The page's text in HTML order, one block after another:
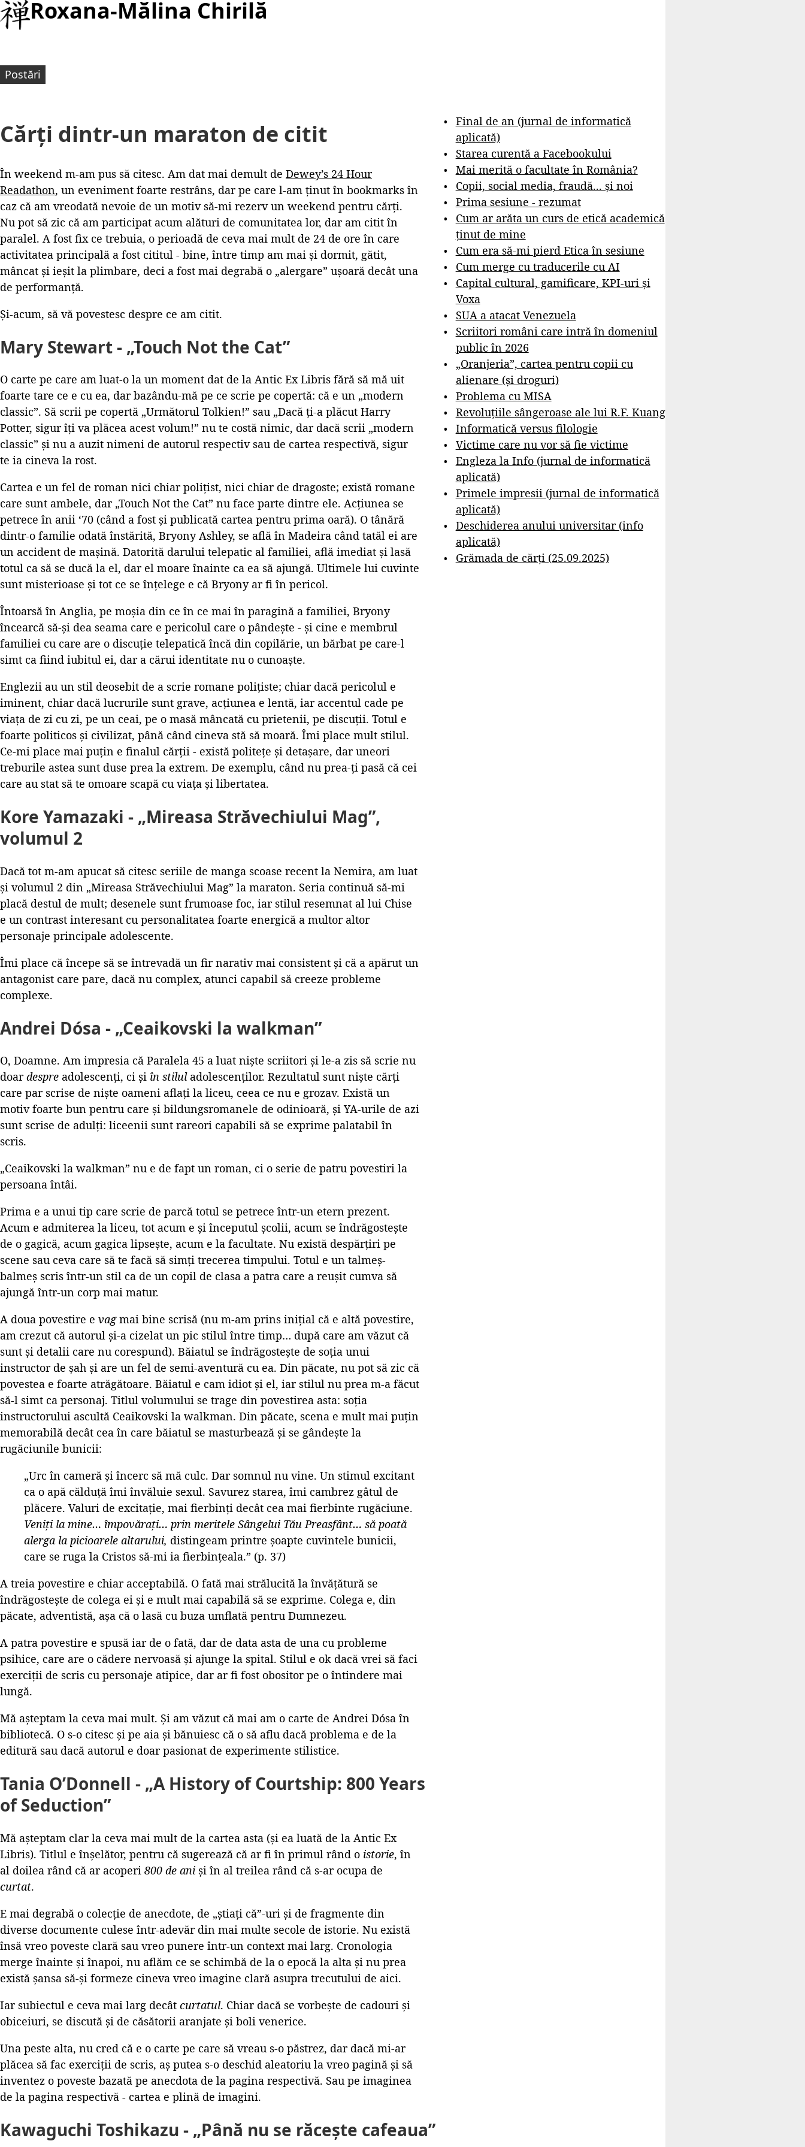
Roxana-Mălina Chirilă
Postări
Cărți dintr-un maraton de citit
În weekend m-am pus să citesc. Am dat mai demult de Dewey’s 24 Hour
Readathon, un eveniment foarte restrâns, dar pe care l-am ținut în bookmarks în
caz că am vreodată nevoie de un motiv să-mi rezerv un weekend pentru cărți.
Nu pot să zic că am participat acum alături de comunitatea lor, dar am citit în
paralel. A fost fix ce trebuia, o perioadă de ceva mai mult de 24 de ore în care
activitatea principală a fost cititul - bine, între timp am mai și dormit, gătit,
mâncat și ieșit la plimbare, deci a fost mai degrabă o „alergare” ușoară decât una
de performanță.
Și-acum, să vă povestesc despre ce am citit.
Mary Stewart - „Touch Not the Cat”
O carte pe care am luat-o la un moment dat de la Antic Ex Libris fără să mă uit
foarte tare ce e cu ea, dar bazându-mă pe ce scrie pe copertă: că e un „modern
classic”. Să scrii pe copertă „Următorul Tolkien!” sau „Dacă ți-a plăcut Harry
Potter, sigur îți va plăcea acest volum!” nu te costă nimic, dar dacă scrii „modern
classic” și nu a auzit nimeni de autorul respectiv sau de cartea respectivă, sigur
te ia cineva la rost.
Cartea e un fel de roman nici chiar polițist, nici chiar de dragoste; există romane
care sunt ambele, dar „Touch Not the Cat” nu face parte dintre ele. Acțiunea se
petrece în anii ‘70 (când a fost și publicată cartea pentru prima oară). O tânără
dintr-o familie odată înstărită, Bryony Ashley, se află în Madeira când tatăl ei are
un accident de mașină. Datorită darului telepatic al familiei, află imediat și lasă
totul ca să se ducă la el, dar el moare înainte ca ea să ajungă. Ultimele lui cuvinte
sunt misterioase și tot ce se înțelege e că Bryony ar fi în pericol.
Întoarsă în Anglia, pe moșia din ce în ce mai în paragină a familiei, Bryony
încearcă să-și dea seama care e pericolul care o pândește - și cine e membrul
familiei cu care are o discuție telepatică încă din copilărie, un bărbat pe care-l
simt ca fiind iubitul ei, dar a cărui identitate nu o cunoaște.
Englezii au un stil deosebit de a scrie romane polițiste; chiar dacă pericolul e
iminent, chiar dacă lucrurile sunt grave, acțiunea e lentă, iar accentul cade pe
viața de zi cu zi, pe un ceai, pe o masă mâncată cu prietenii, pe discuții. Totul e
foarte politicos și civilizat, până când cineva stă să moară. Îmi place mult stilul.
Ce-mi place mai puțin e finalul cărții - există politețe și detașare, dar uneori
treburile astea sunt duse prea la extrem. De exemplu, când nu prea-ți pasă că cei
care au stat să te omoare scapă cu viața și libertatea.
Kore Yamazaki - „Mireasa Străvechiului Mag”,
volumul 2
Dacă tot m-am apucat să citesc seriile de manga scoase recent la Nemira, am luat
și volumul 2 din „Mireasa Străvechiului Mag” la maraton. Seria continuă să-mi
placă destul de mult; desenele sunt frumoase foc, iar stilul resemnat al lui Chise
e un contrast interesant cu personalitatea foarte energică a multor altor
personaje principale adolescente.
Îmi place că începe să se întrevadă un fir narativ mai consistent și că a apărut un
antagonist care pare, dacă nu complex, atunci capabil să creeze probleme
complexe.
Andrei Dósa - „Ceaikovski la walkman”
O, Doamne. Am impresia că Paralela 45 a luat niște scriitori și le-a zis să scrie nu
doardespre adolescenți, ci și în stiluladolescenților. Rezultatul sunt niște cărți
care par scrise de niște oameni aflați la liceu, ceea ce nu e grozav. Există un
motiv foarte bun pentru care și bildungsromanele de odinioară, și YA-urile de azi
sunt scrise de adulți: liceenii sunt rareori capabili să se exprime palatabil în
scris.
„Ceaikovski la walkman” nu e de fapt un roman, ci o serie de patru povestiri la
persoana întâi.
Prima e a unui tip care scrie de parcă totul se petrece într-un etern prezent.
Acum e admiterea la liceu, tot acum e și începutul școlii, acum se îndrăgostește
de o gagică, acum gagica lipsește, acum e la facultate. Nu există despărțiri pe
scene sau ceva care să te facă să simți trecerea timpului. Totul e un talmeș-
balmeș scris într-un stil ca de un copil de clasa a patra care a reușit cumva să
ajungă într-un corp mai matur.
A doua povestire e vagmai bine scrisă (nu m-am prins inițial că e altă povestire,
am crezut că autorul și-a cizelat un pic stilul între timp… după care am văzut că
sunt și detalii care nu corespund). Băiatul se îndrăgostește de soția unui
instructor de șah și are un fel de semi-aventură cu ea. Din păcate, nu pot să zic că
povestea e foarte atrăgătoare. Băiatul e cam idiot și el, iar stilul nu prea m-a făcut
să-l simt ca personaj. Titlul volumului se trage din povestirea asta: soția
instructorului ascultă Ceaikovski la walkman. Din păcate, scena e mult mai puțin
memorabilă decât cea în care băiatul se masturbează și se gândește la
rugăciunile bunicii:
„Urc în cameră și încerc să mă culc. Dar somnul nu vine. Un stimul excitant
ca o apă călduță îmi învăluie sexul. Savurez starea, îmi cambrez gâtul de
plăcere. Valuri de excitație, mai fierbinți decât cea mai fierbinte rugăciune.
Veniți la mine… împovărați… prin meritele Sângelui Tău Preasfânt… să poată
alerga la picioarele altarului, distingeam printre șoapte cuvintele bunicii,
care se ruga la Cristos să-mi ia fierbințeala.” (p. 37)
A treia povestire e chiar acceptabilă. O fată mai strălucită la învățătură se
îndrăgostește de colega ei și e mult mai capabilă să se exprime. Colega e, din
păcate, adventistă, așa că o lasă cu buza umflată pentru Dumnezeu.
A patra povestire e spusă iar de o fată, dar de data asta de una cu probleme
psihice, care are o cădere nervoasă și ajunge la spital. Stilul e ok dacă vrei să faci
exerciții de scris cu personaje atipice, dar ar fi fost obositor pe o întindere mai
lungă.
Mă așteptam la ceva mai mult. Și am văzut că mai am o carte de Andrei Dósa în
bibliotecă. O s-o citesc și pe aia și bănuiesc că o să aflu dacă problema e de la
editură sau dacă autorul e doar pasionat de experimente stilistice.
Tania O’Donnell - „A History of Courtship: 800 Years
of Seduction”
Mă așteptam clar la ceva mai mult de la cartea asta (și ea luată de la Antic Ex
Libris). Titlul e înșelător, pentru că sugerează că ar fi în primul rând o istorie, în
al doilea rând că ar acoperi 800 de ani și în al treilea rând că s-ar ocupa de
curtat.
E mai degrabă o colecție de anecdote, de „știați că”-uri și de fragmente din
diverse documente culese într-adevăr din mai multe secole de istorie. Nu există
însă vreo poveste clară sau vreo punere într-un context mai larg. Cronologia
merge înainte și înapoi, nu aflăm ce se schimbă de la o epocă la alta și nu prea
există șansa să-și formeze cineva vreo imagine clară asupra trecutului de aici.
Iar subiectul e ceva mai larg decât curtatul. Chiar dacă se vorbește de cadouri și
obiceiuri, se discută și de căsătorii aranjate și boli venerice.
Una peste alta, nu cred că e o carte pe care să vreau s-o păstrez, dar dacă mi-ar
plăcea să fac exerciții de scris, aș putea s-o deschid aleatoriu la vreo pagină și să
inventez o poveste bazată pe anecdota de la pagina respectivă. Sau pe imaginea
de la pagina respectivă - cartea e plină de imagini.
Kawaguchi Toshikazu - „Până nu se răcește cafeaua”
Final de an (jurnal de informatică
aplicată)
Starea curentă a Facebookului
Mai merită o facultate în România?
Copii, social media, fraudă... și noi
Prima sesiune - rezumat
Cum ar arăta un curs de etică academică
ținut de mine
Cum era să-mi pierd Etica în sesiune
Cum merge cu traducerile cu AI
Capital cultural, gamificare, KPI-uri și
Voxa
SUA a atacat Venezuela
Scriitori români care intră în domeniul
public în 2026
„Oranjeria”, cartea pentru copii cu
alienare (și droguri)
Problema cu MISA
Revoluțiile sângeroase ale lui R.F. Kuang
Informatică versus filologie
Victime care nu vor să fie victime
Engleza la Info (jurnal de informatică
aplicată)
Primele impresii (jurnal de informatică
aplicată)
Deschiderea anului universitar (info
aplicată)
Grămada de cărți (25.09.2025)